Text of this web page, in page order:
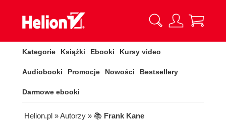
Kategorie Książki Ebooki Kursy video
Audiobooki Promocje Nowości Bestsellery
Darmowe ebooki
Helion.pl » Autorzy » 📚 Frank Kane